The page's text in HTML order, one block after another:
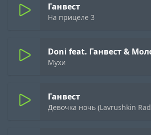
Ганвест
На прицеле 3
Doni feat. Ганвест &
Мухи
Ганвест
Девочка ночь (Lavrushkin